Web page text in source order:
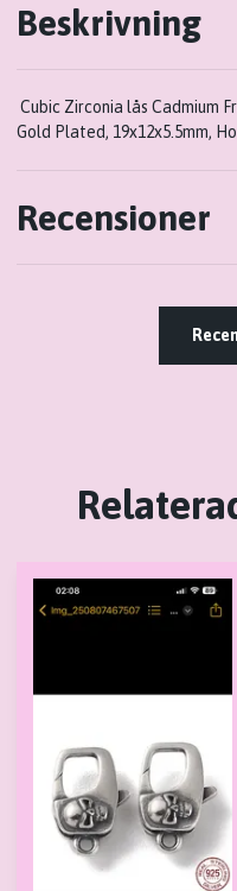
Beskrivning
Cubic Zirconia lås Cadmium
Gold Plated, 19x12x5.5mm,
Recensioner